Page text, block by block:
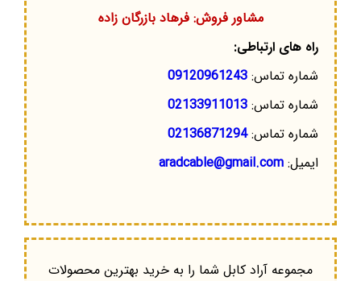
مشاور فروش: فرهاد بازرگان زاده
راه های ارتباطی:
شماره تماس: 09120961243
شماره تماس: 02133911013
شماره تماس:02136871294
ایمیل: aradcable@gmail.com
مجموعه آراد کابل شما را به خرید بهترین محصولات